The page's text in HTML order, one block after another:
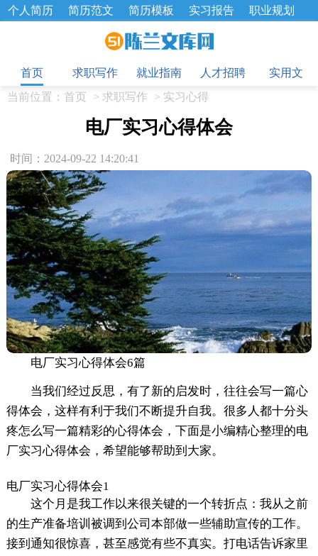
个人简历 简历范文 简历模板 实习报告
职业规划
招聘选拔 绩效考核 企业文化
工作总结
辞职报告
首页
求职写作 就业指南 人才招聘
实用文
当前位置： 首页 > 求职写作 > 实习心得
电厂实习心得体会
时间：2024-09-22 14:20:41
电厂实习心得体会6篇
当我们经过反思，有了新的启发时，往往会写一篇心
得体会，这样有利于我们不断提升自我。很多人都十分头
疼怎么写一篇精彩的心得体会，下面是小编精心整理的电
厂实习心得体会，希望能够帮助到大家。
电厂实习心得体会1
这个月是我工作以来很关键的一个转折点：我从之前
的生产准备培训被调到公司本部做一些辅助宣传的工作。
接到通知很惊喜，甚至感觉有些不真实。打电话告诉家里